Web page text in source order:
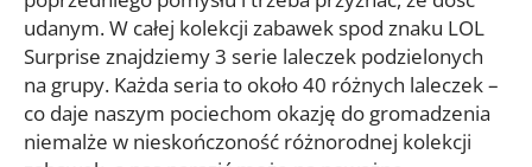
udanym. W całej kolekcji zabawek spod znaku LOL
Surprise znajdziemy 3 serie laleczek podzielonych
na grupy. Każda seria to około 40 różnych laleczek –
co daje naszym pociechom okazję do gromadzenia
niemalże w nieskończoność różnorodnej kolekcji